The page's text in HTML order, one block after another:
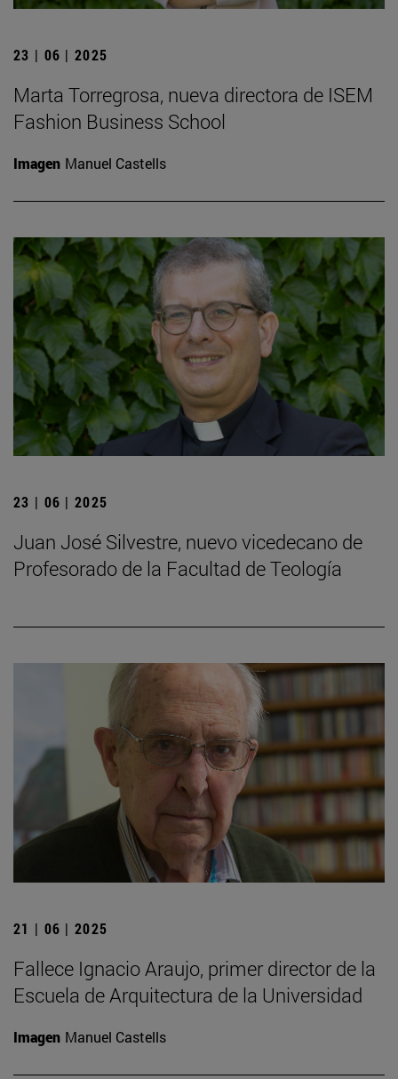
23 | 06 | 2025
Marta Torregrosa, nueva directora de ISEM
Fashion Business School
Imagen Manuel Castells
23 | 06 | 2025
Juan José Silvestre, nuevo vicedecano de
Profesorado de la Facultad de Teología
21 | 06 | 2025
Fallece Ignacio Araujo, primer director de la
Escuela de Arquitectura de la Universidad
Imagen Manuel Castells